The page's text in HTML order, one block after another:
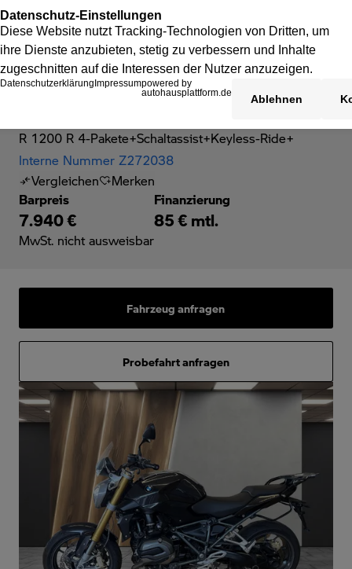
R 1200 R 4-Pakete+Schaltassist+Keyless-Ride+
Interne Nummer Z272038
Vergleichen
Merken
Barpreis
7.940 €
MwSt. nicht ausweisbar
Finanzierung
85 € mtl.
Fahrzeug anfragen
Probefahrt anfragen